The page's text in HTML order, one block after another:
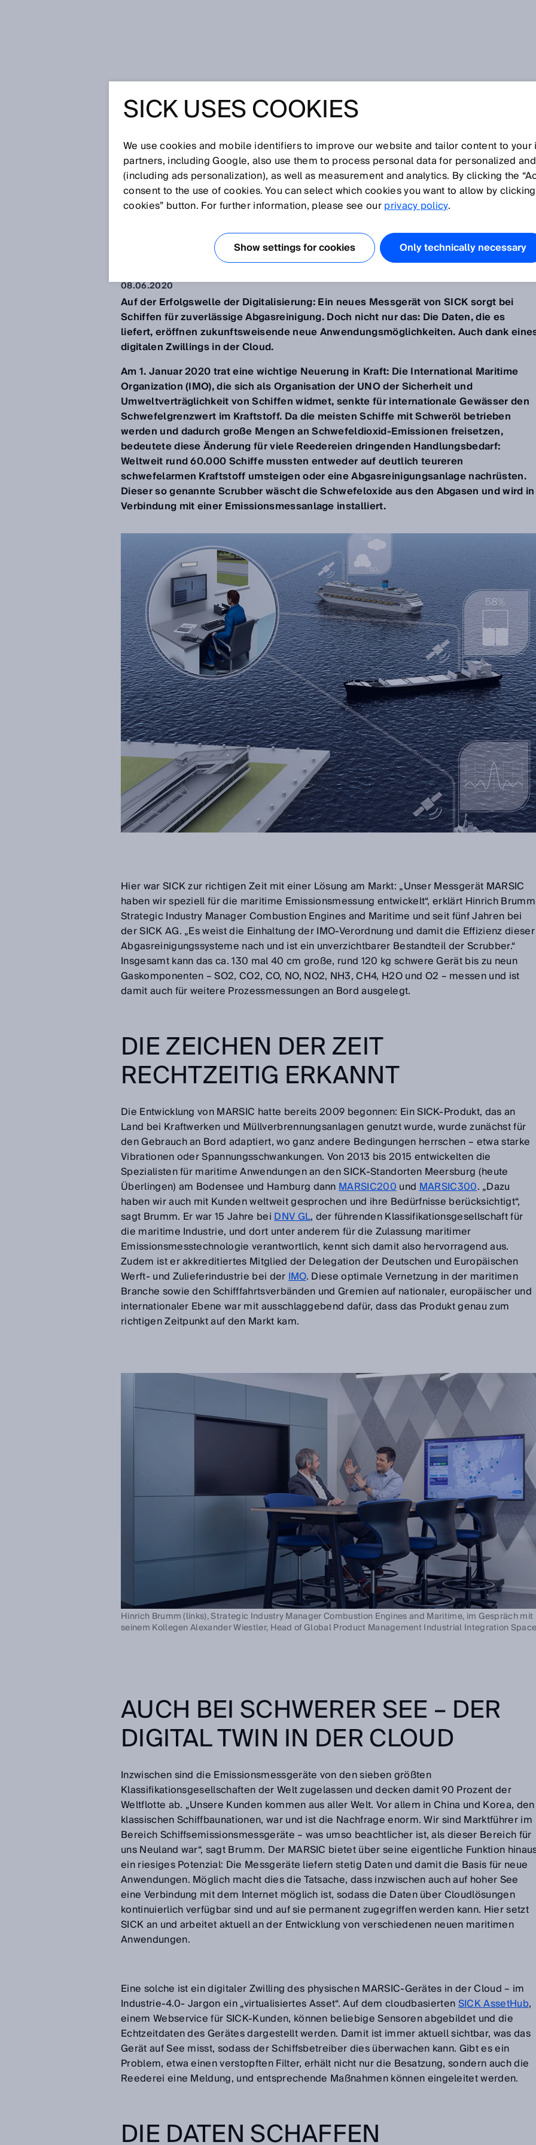
Emissionsmessgerät MARSIC sorgt für mehr Transparenz auf den Weltmeeren
EMISSIONSMESSGERÄT
MARSIC SORGT FÜR MEHR
TRANSPARENZ AUF DEN
WELTMEEREN
08.06.2020
Auf der Erfolgswelle der Digitalisierung: Ein neues Messgerät von SICK sorgt bei
Schiffen für zuverlässige Abgasreinigung. Doch nicht nur das: Die Daten, die es
liefert, eröffnen zukunftsweisende neue Anwendungsmöglichkeiten. Auch dank
digitalen Zwillings in der Cloud.
Am 1. Januar 2020 trat eine wichtige Neuerung in Kraft: Die International Maritime
Organization (IMO), die sich als Organisation der UNO der Sicherheit und
Umweltverträglichkeit von Schiffen widmet, senkte für internationale Gewässer den
Schwefelgrenzwert im Kraftstoff. Da die meisten Schiffe mit Schweröl betrieben
werden und dadurch große Mengen an Schwefeldioxid-Emissionen freisetzen,
bedeutete diese Änderung für viele Reedereien dringenden Handlungsbedarf:
Weltweit rund 60.000 Schiffe mussten entweder auf deutlich teureren
schwefelarmen Kraftstoff umsteigen oder eine Abgasreinigungsanlage nachrüsten.
Dieser so genannte Scrubber wäscht die Schwefeloxide aus den Abgasen und wird in
Verbindung mit einer Emissionsmessanlage installiert.
Hier war SICK zur richtigen Zeit mit einer Lösung am Markt: „Unser Messgerät MARSIC
haben wir speziell für die maritime Emissionsmessung entwickelt“, erklärt Hinrich
Strategic Industry Manager Combustion Engines and Maritime und seit fünf Jahren bei
der SICK AG. „Es weist die Einhaltung der IMO-Verordnung und damit die Effizienz dieser
Abgasreinigungssysteme nach und ist ein unverzichtbarer Bestandteil der Scrubber.“
Insgesamt kann das ca. 130 mal 40 cm große, rund 120 kg schwere Gerät bis zu neun
Gaskomponenten – SO2, CO2, CO, NO, NO2, NH3, CH4, H2O und O2 – messen und ist
damit auch für weitere Prozessmessungen an Bord ausgelegt.
DIE ZEICHEN DER ZEIT
RECHTZEITIG ERKANNT
Die Entwicklung von MARSIC hatte bereits 2009 begonnen: Ein SICK-Produkt, das an
Land bei Kraftwerken und Müllverbrennungsanlagen genutzt wurde, wurde zunächst für
den Gebrauch an Bord adaptiert, wo ganz andere Bedingungen herrschen – etwa starke
Vibrationen oder Spannungsschwankungen. Von 2013 bis 2015 entwickelten die
Spezialisten für maritime Anwendungen an den SICK-Standorten Meersburg (heute
Überlingen) am Bodensee und Hamburg dannMARSIC200undMARSIC300. „Dazu
haben wir auch mit Kunden weltweit gesprochen und ihre Bedürfnisse berücksichtigt“,
sagt Brumm. Er war 15 Jahre beiDNV GL, der führenden Klassifikationsgesellschaft für
die maritime Industrie, und dort unter anderem für die Zulassung maritimer
Emissionsmesstechnologie verantwortlich, kennt sich damit also hervorragend aus.
Zudem ist er akkreditiertes Mitglied der Delegation der Deutschen und Europäischen
Werft- und Zulieferindustrie bei derIMO. Diese optimale Vernetzung in der maritimen
Branche sowie den Schifffahrtsverbänden und Gremien auf nationaler, europäischer und
internationaler Ebene war mit ausschlaggebend dafür, dass das Produkt genau zum
richtigen Zeitpunkt auf den Markt kam.
Hinrich Brumm (links), Strategic Industry Manager Combustion Engines and Maritime, im Gespräch mit
seinem Kollegen Alexander Wiestler, Head of Global Product Management Industrial Integration
AUCH BEI SCHWERER SEE – DER
DIGITAL TWIN IN DER CLOUD
Inzwischen sind die Emissionsmessgeräte von den sieben größten
Klassifikationsgesellschaften der Welt zugelassen und decken damit 90 Prozent der
Weltflotte ab. „Unsere Kunden kommen aus aller Welt. Vor allem in China und Korea, den
klassischen Schiffbaunationen, war und ist die Nachfrage enorm. Wir sind Marktführer im
Bereich Schiffsemissionsmessgeräte – was umso beachtlicher ist, als dieser Bereich für
uns Neuland war“, sagt Brumm. Der MARSIC bietet über seine eigentliche Funktion
ein riesiges Potenzial: Die Messgeräte liefern stetig Daten und damit die Basis für neue
Anwendungen. Möglich macht dies die Tatsache, dass inzwischen auch auf hoher See
eine Verbindung mit dem Internet möglich ist, sodass die Daten über Cloudlösungen
kontinuierlich verfügbar sind und auf sie permanent zugegriffen werden kann. Hier setzt
SICK an und arbeitet aktuell an der Entwicklung von verschiedenen neuen maritimen
Anwendungen.
Eine solche ist ein digitaler Zwilling des physischen MARSIC-Gerätes in der Cloud – im
Industrie-4.0- Jargon ein „virtualisiertes Asset“. Auf dem cloudbasiertenSICK AssetHub,
einem Webservice für SICK-Kunden, können beliebige Sensoren abgebildet und die
Echtzeitdaten des Gerätes dargestellt werden. Damit ist immer aktuell sichtbar, was das
Gerät auf See misst, sodass der Schiffsbetreiber dies überwachen kann. Gibt es ein
Problem, etwa einen verstopften Filter, erhält nicht nur die Besatzung, sondern auch die
Reederei eine Meldung, und entsprechende Maßnahmen können eingeleitet werden.
DIE DATEN SCHAFFEN
SICK USES COOKIES
We use cookies and mobile identifiers to improve our website and tailor content to
partners, including Google, also use them to process personal data for personalized
(including ads personalization), as well as measurement and analytics. By clicking the
consent to the use of cookies. You can select which cookies you want to allow by
cookies” button. For further information, please see ourprivacy policy.
Show settings for cookies Only technically necessary